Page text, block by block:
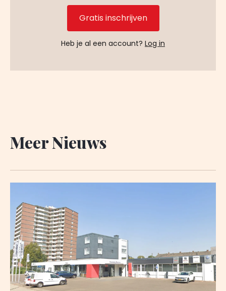
Gratis inschrijven
Heb je al een account? Log in
Meer Nieuws